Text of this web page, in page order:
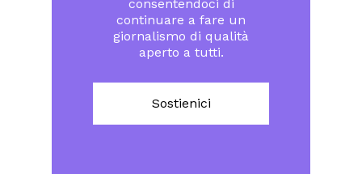
consentendoci di
continuare a fare un
giornalismo di qualità
aperto a tutti.
Sostienici